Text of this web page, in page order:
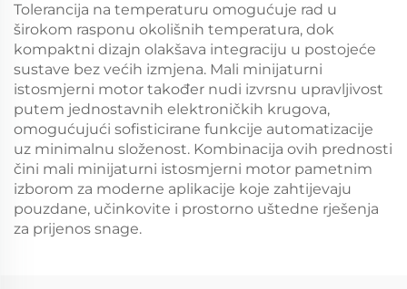
Tolerancija na temperaturu omogućuje rad u
širokom rasponu okolišnih temperatura, dok
kompaktni dizajn olakšava integraciju u postojeće
sustave bez većih izmjena. Mali minijaturni
istosmjerni motor također nudi izvrsnu upravljivost
putem jednostavnih elektroničkih krugova,
omogućujući sofisticirane funkcije automatizacije
uz minimalnu složenost. Kombinacija ovih prednosti
čini mali minijaturni istosmjerni motor pametnim
izborom za moderne aplikacije koje zahtijevaju
pouzdane, učinkovite i prostorno uštedne rješenja
za prijenos snage.